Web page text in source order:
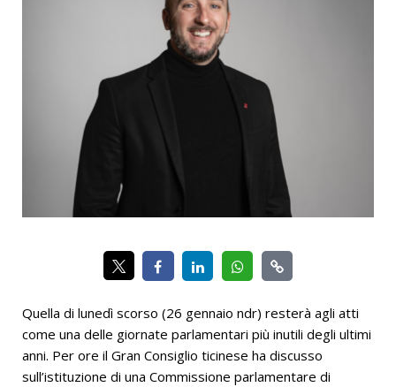
Quella di lunedì scorso (26 gennaio ndr) resterà agli atti
come una delle giornate parlamentari più inutili degli ultimi
anni. Per ore il Gran Consiglio ticinese ha discusso
sull’istituzione di una Commissione parlamentare di